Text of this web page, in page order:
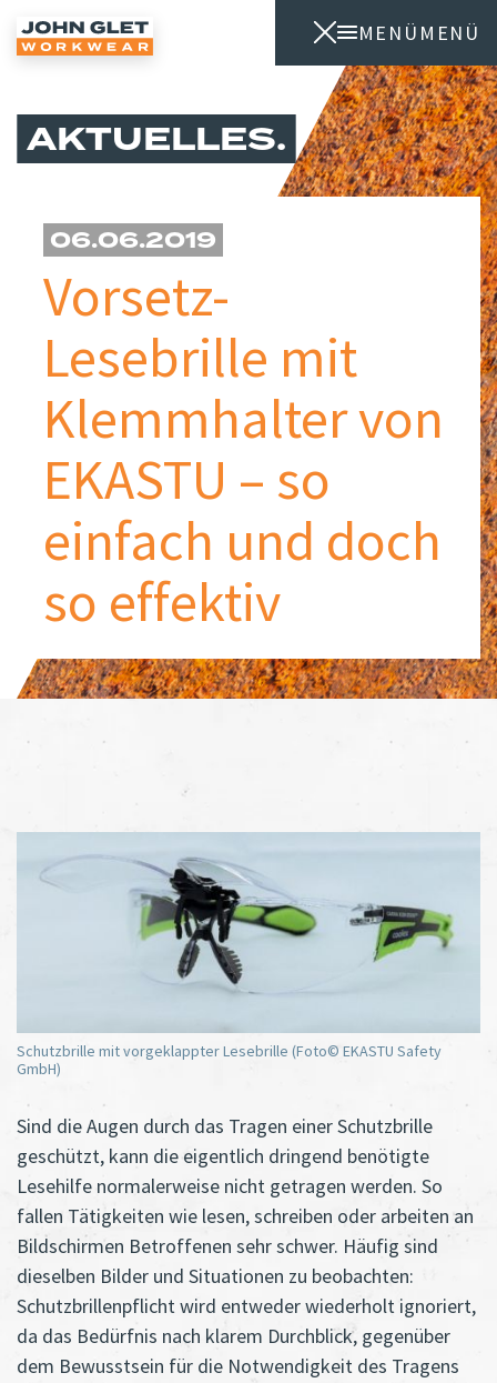
MENÜ
MENÜ
AKTUELLES
Vorsetz-
Lesebrille mit
Klemmhalter von
EKASTU – so
einfach und doch
so effektiv
06.06.2019
Schutzbrille mit vorgeklappter Lesebrille (Foto© EKASTU Safety
GmbH)
Sind die Augen durch das Tragen einer Schutzbrille
geschützt, kann die eigentlich dringend benötigte
Lesehilfe normalerweise nicht getragen werden. So
fallen Tätigkeiten wie lesen, schreiben oder arbeiten an
Bildschirmen Betroffenen sehr schwer. Häufig sind
dieselben Bilder und Situationen zu beobachten:
Schutzbrillenpflicht wird entweder wiederholt ignoriert,
da das Bedürfnis nach klarem Durchblick, gegenüber
dem Bewusstsein für die Notwendigkeit des Tragens